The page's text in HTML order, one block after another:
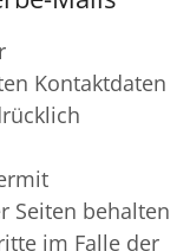
Kontaktdaten
Seiten behalten
im Falle der